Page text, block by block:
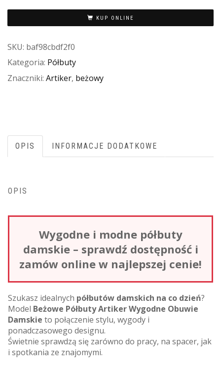
KUP ONLINE
SKU: baf98cbdf2f0
Kategoria: Półbuty
Znaczniki: Artiker, beżowy
OPIS INFORMACJE DODATKOWE
OPIS
Wygodne i modne półbuty
damskie – sprawdź dostępność i
zamów online w najlepszej cenie!
Szukasz idealnych półbutów damskich na co dzień?
Model Beżowe Półbuty Artiker Wygodne Obuwie
Damskie to połączenie stylu, wygody i
ponadczasowego designu.
Świetnie sprawdzą się zarówno do pracy, na spacer, jak
i spotkania ze znajomymi.